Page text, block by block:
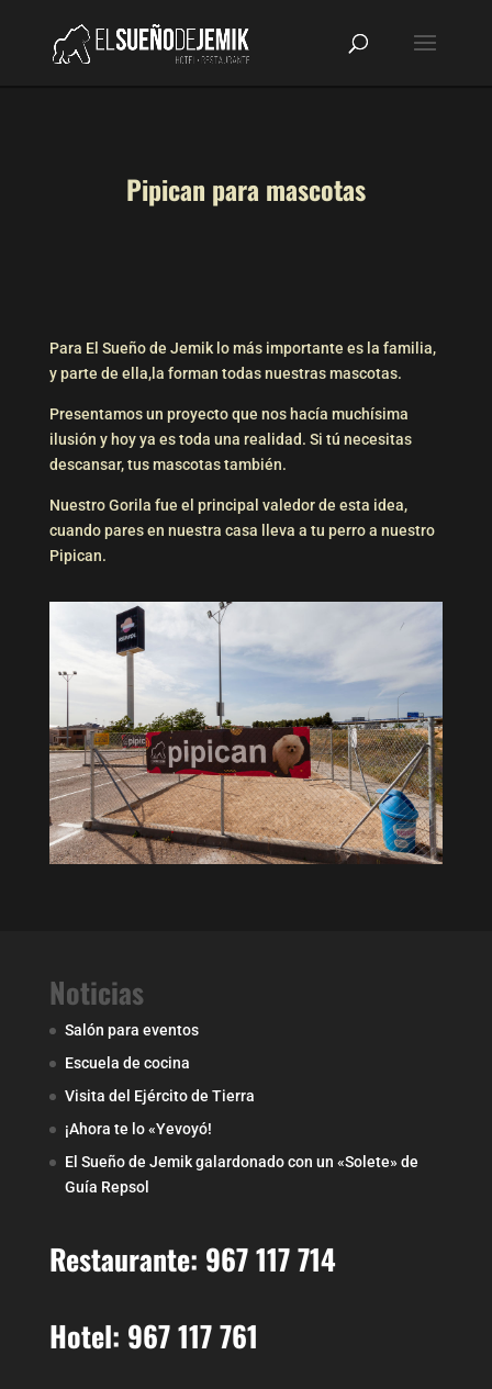
Pipican para mascotas
Para El Sueño de Jemik lo más importante es la familia,
y parte de ella,la forman todas nuestras mascotas.
Presentamos un proyecto que nos hacía muchísima
ilusión y hoy ya es toda una realidad. Si tú necesitas
descansar, tus mascotas también.
Nuestro Gorila fue el principal valedor de esta idea,
cuando pares en nuestra casa lleva a tu perro a nuestro
Pipican.
Noticias
Salón para eventos
Escuela de cocina
Visita del Ejército de Tierra
¡Ahora te lo «Yevoyó!
El Sueño de Jemik galardonado con un «Solete» de
Guía Repsol
Restaurante: 967 117 714
Hotel: 967 117 761